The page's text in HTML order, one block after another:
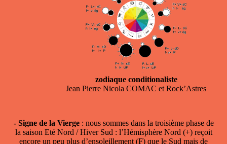
zodiaque conditionaliste
Jean Pierre Nicola COMAC et Rock’Astres
- Signe de la Vierge: nous sommes dans la troisième phase de
la saison Eté Nord / Hiver Sud : l’Hémisphère Nord (+) reçoit
encore un peu plus d’ensoleillement (F) que le Sud mais de